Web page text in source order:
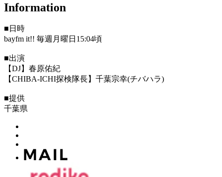
Information
■日時
bayfm it!! 毎週月曜日15:04頃
■出演
【DJ】春原佑紀
【CHIBA-ICHI探検隊長】千葉宗幸(チバハラ)
■提供
千葉県